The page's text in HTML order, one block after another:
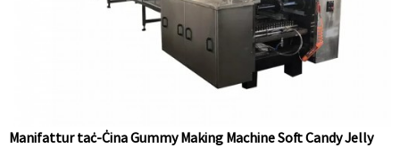
Manifattur taċ-Ċina Gummy Making Machine Soft Candy Jelly